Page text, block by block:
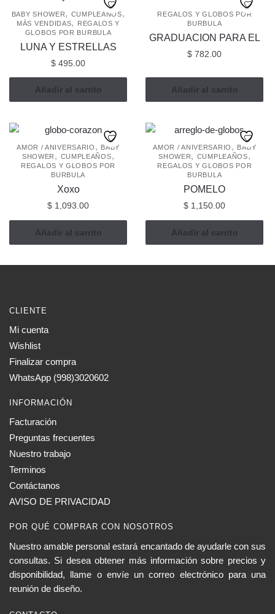
BABY SHOWER, CUMPLEAÑOS,
MÁS VENDIDAS,
REGALOS Y
GLOBOS POR BURBULA
LUNA Y ESTRELLAS
$ 495.00
Añadir al carrito
REGALOS Y GLOBOS POR
BURBULA
GRADUACION PARA EL
$ 782.00
Añadir al carrito
AMOR / ANIVERSARIO , BABY
SHOWER , CUMPLEAÑOS,
REGALOS Y GLOBOS POR
BURBULA
Xoxo
$ 1,093.00
Añadir al carrito
AMOR / ANIVERSARIO , BABY
SHOWER, CUMPLEAÑOS,
REGALOS Y GLOBOS POR
BURBULA
POMELO
$ 1,150.00
Añadir al carrito
CLIENTE
Mi cuenta
Wishlist
Finalizar compra
WhatsApp (998)3020602
INFORMACIÓN
Facturación
Preguntas frecuentes
Nuestro trabajo
Terminos
Contáctanos
AVISO DE PRIVACIDAD
POR QUÉ COMPRAR CON NOSOTROS
Nuestro amable personal estará encantado de ayudarle con sus
consultas. Si desea obtener más información sobre precios y
disponibilidad, llame o envíe un correo electrónico para una
reunión de diseño.